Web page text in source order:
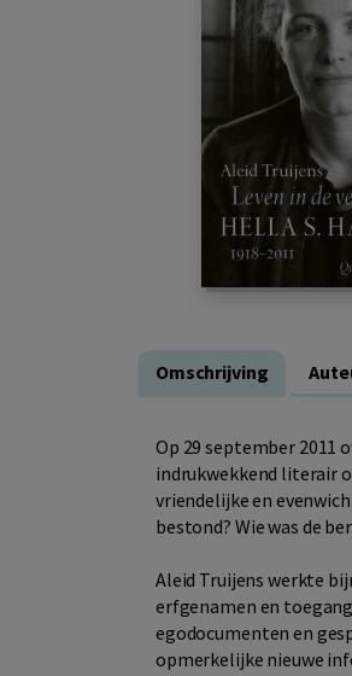
Omschrijving
Op 29 september 2011
indrukwekkend literair
vriendelijke en
bestond? Wie was de
Aleid Truijens werkte
erfgenamen en
egodocumenten en
opmerkelijke nieuwe